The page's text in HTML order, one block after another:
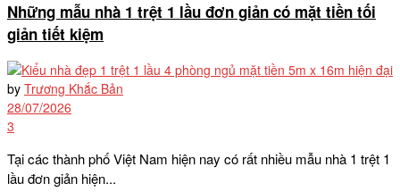
Những mẫu nhà 1 trệt 1 lầu đơn giản có mặt tiền tối
giản tiết kiệm
by Trương Khắc Bản
28/07/2026
3
Tại các thành phố Việt Nam hiện nay có rất nhiều mẫu nhà 1 trệt 1
lầu đơn giản hiện...